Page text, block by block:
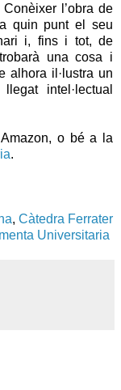
l’obra de
quin punt el seu
i, fins i tot, de
una cosa i
alhora il·lustra un
intel·lectual
o bé a la
.
, Càtedra Ferrater
Universitaria